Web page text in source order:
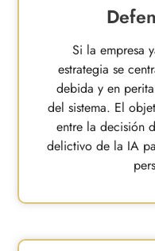
Si la empresa
estrategia se
debida y en
del sistema. El
entre la decisión
delictivo de la IA